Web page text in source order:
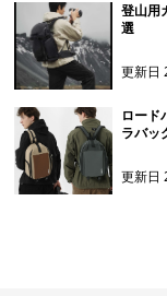
登山用
選
更新日
ロード
ラバッ
更新日